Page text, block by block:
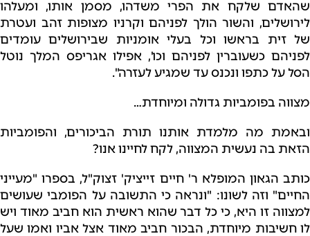
שהאדם שלקח את הפרי משדהו, מסמן אותו, ומעלהו
לירושלים, והשור הולך לפניהם וקרניו מצופות זהב ועטרת
של זית בראשו וכל בעלי אומניות שבירושלים עומדים
לפניהם כשעוברין לפניהם וכו', אפילו אגריפס המלך נוטל
הסל על כתפו ונכנס עד שמגיע לעזרה".
מצווה בפומביות גדולה ומיוחדת…
ובאמת מה מלמדת אותנו תורת הביכורים, והפומביות
הזאת בה נעשית המצווה, לקח לחיינו אנו?
כותב הגאון המופלא ר' חיים זייציק' זצוק"ל, בספרו "מעייני
החיים" וזה לשונו: "ונראה כי התשובה על הפומבי שעושים
למצווה זו היא, כי כל דבר שהוא ראשית הוא חביב מאוד ויש
לו חשיבות מיוחדת, הבכור חביב מאוד אצל אביו ואמו שעל